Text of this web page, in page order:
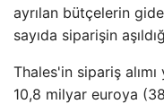
ayrılan bütçelerin
sayıda siparişin
Thales'in sipariş alımı
10,8 milyar euroya